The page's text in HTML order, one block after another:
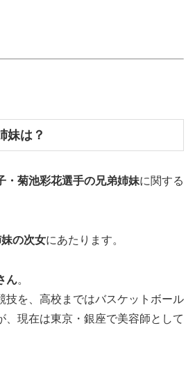
妹は？
・菊池彩花選手の兄弟姉妹に関する
妹の次女にあたります。
ん。
技を、高校まではバスケットボール
、現在は東京・銀座で美容師として